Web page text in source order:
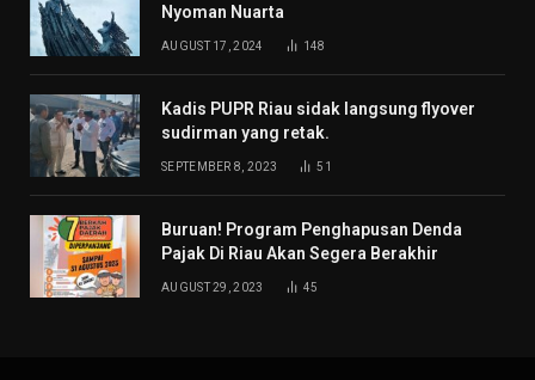
Nyoman Nuarta
AUGUST 17, 2024 148
Kadis PUPR Riau sidak langsung flyover
sudirman yang retak.
SEPTEMBER 8, 2023 51
Buruan! Program Penghapusan Denda
Pajak Di Riau Akan Segera Berakhir
AUGUST 29, 2023 45